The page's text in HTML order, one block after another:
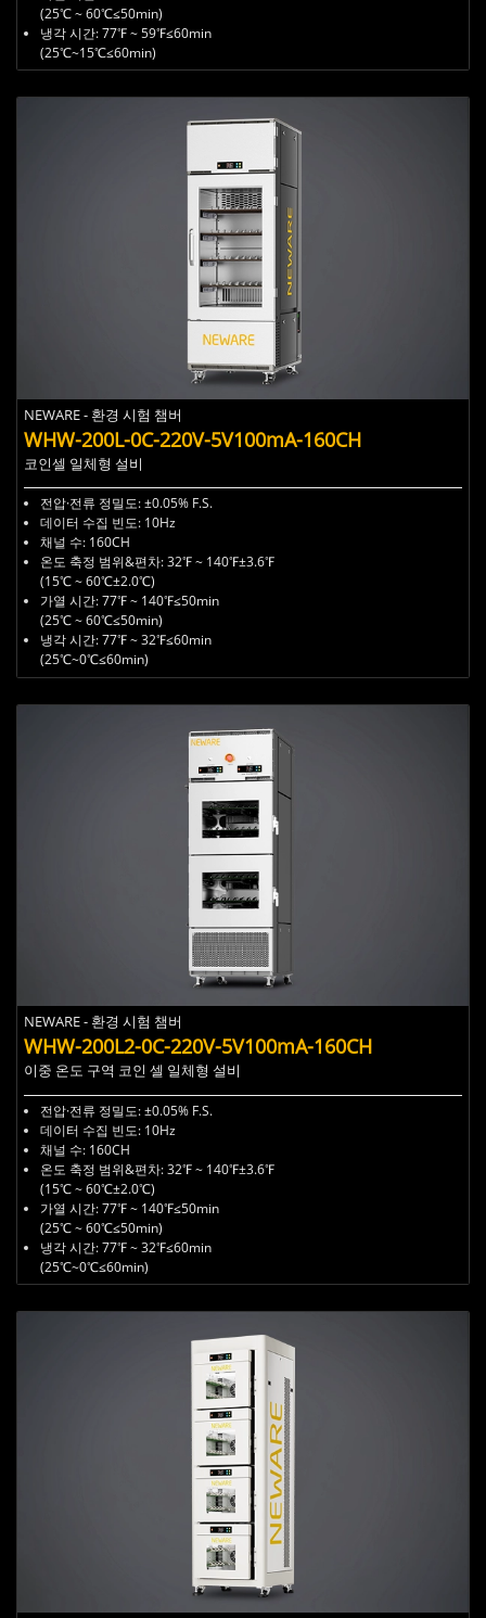
(25℃ ~ 60℃≤50min)
냉각 시간:77℉ ~ 59℉≤60min
(25℃~15℃≤60min)
NEWARE - 환경 시험 챔버
WHW-200L-0C-220V-5V100mA-160CH ​
코인셀 일체형 설비
전압·전류 정밀도: ±0.05% F.S.
데이터 수집 빈도: 10Hz
채널 수: 160CH
온도 축정 범위&편차: 32℉ ~ 140℉±3.6℉
(15℃ ~ 60℃±2.0℃)
가열 시간: 77℉ ~ 140℉≤50min
(25℃ ~ 60℃≤50min)
냉각 시간: 77℉ ~ 32℉≤60min
(25℃~0℃≤60min)
NEWARE - 환경 시험 챔버
WHW-200L2-0C-220V-5V100mA-160CH
이중 온도 구역 코인 셀 일체형 설비
전압·전류 정밀도: ±0.05% F.S.
데이터 수집 빈도: 10Hz
채널 수: 160CH
온도 축정 범위&편차: 32℉ ~ 140℉±3.6℉
(15℃ ~ 60℃±2.0℃)
가열 시간: 77℉ ~ 140℉≤50min
(25℃ ~ 60℃≤50min)
냉각 시간: 77℉ ~ 32℉≤60min
(25℃~0℃≤60min)